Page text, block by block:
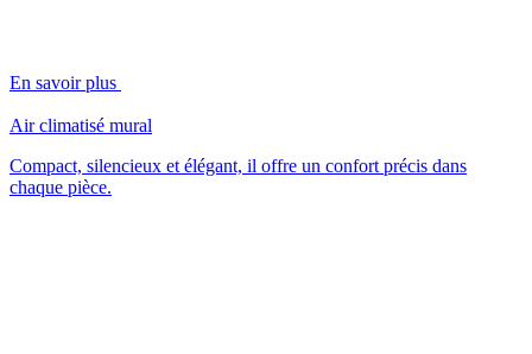
En savoir plus
Air climatisé mural
Compact, silencieux et élégant, il offre un confort précis dans
chaque pièce.